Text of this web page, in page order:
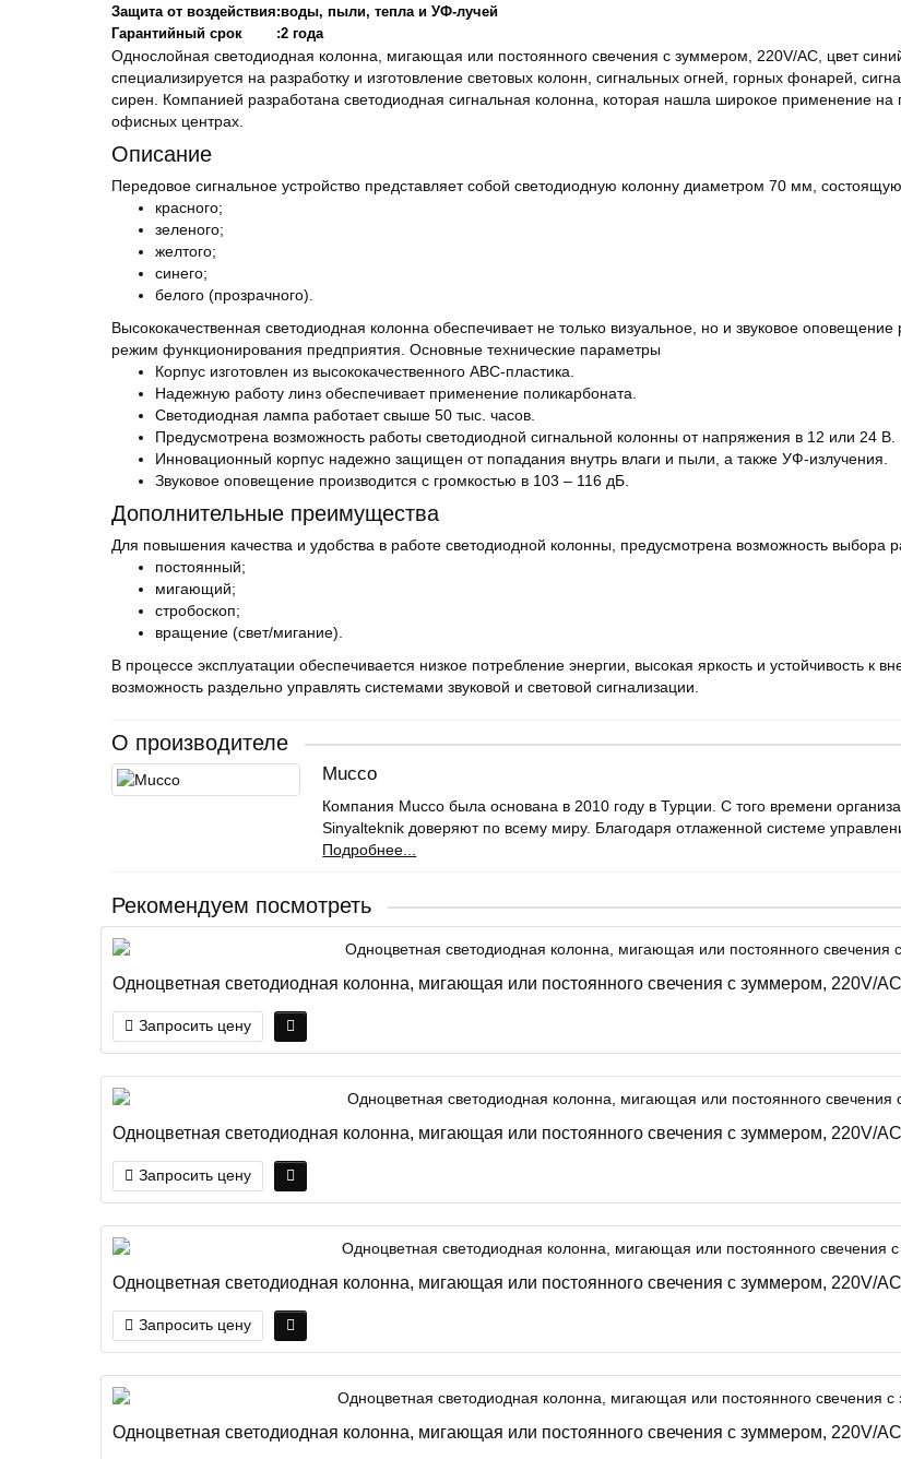
Защита от воздействия:воды, пыли, тепла и УФ-лучей
Гарантийный срок
:2 года
Однослойная светодиодная колонна, мигающая или постоянного свечения с зуммером, 220V/AC, цвет
специализируется на разработку и изготовление световых колонн, сигнальных огней, горных фонарей,
сирен. Компанией разработана светодиодная сигнальная колонна, которая нашла широкое применение
офисных центрах.
Описание
Передовое сигнальное устройство представляет собой светодиодную колонну диаметром 70 мм,
красного;
зеленого;
желтого;
синего;
белого (прозрачного).
Высококачественная светодиодная колонна обеспечивает не только визуальное, но и звуковое
режим функционирования предприятия. Основные технические параметры
Корпус изготовлен из высококачественного ABC-пластика.
Надежную работу линз обеспечивает применение поликарбоната.
Светодиодная лампа работает свыше 50 тыс. часов.
Предусмотрена возможность работы светодиодной сигнальной колонны от напряжения в 12 или 24 В.
Инновационный корпус надежно защищен от попадания внутрь влаги и пыли, а также УФ-излучения.
Звуковое оповещение производится с громкостью в 103 – 116 дБ.
Дополнительные преимущества
Для повышения качества и удобства в работе светодиодной колонны, предусмотрена возможность выбора
постоянный;
мигающий;
стробоскоп;
вращение (свет/мигание).
В процессе эксплуатации обеспечивается низкое потребление энергии, высокая яркость и устойчивость к
возможность раздельно управлять системами звуковой и световой сигнализации.
О производителе
Mucco
Компания Mucco была основана в 2010 году в Турции. С того времени
Sinyalteknik доверяют по всему миру. Благодаря отлаженной системе
Подробнее...
Рекомендуем посмотреть
Одноцветная светодиодная колонна, мигающая или постоянного свечения с зуммером, 220V/
Запросить цену
Одноцветная светодиодная колонна, мигающая или постоянного свечения с зуммером, 220V/
Запросить цену
Одноцветная светодиодная колонна, мигающая или постоянного свечения с зуммером, 220V/
Запросить цену
Одноцветная светодиодная колонна, мигающая или постоянного свечения с зуммером, 220V/